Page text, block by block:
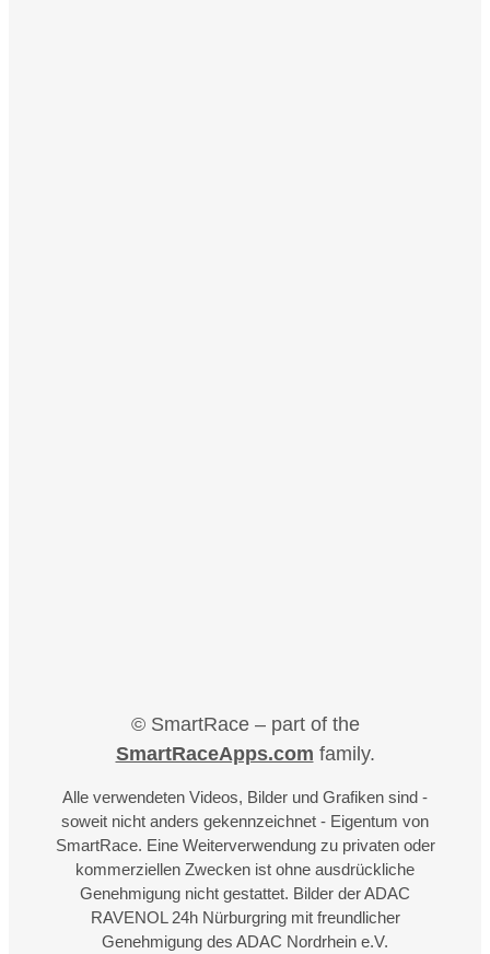
© SmartRace – part of the
SmartRaceApps.com family.
Alle verwendeten Videos, Bilder und Grafiken sind -
soweit nicht anders gekennzeichnet - Eigentum von
SmartRace. Eine Weiterverwendung zu privaten oder
kommerziellen Zwecken ist ohne ausdrückliche
Genehmigung nicht gestattet. Bilder der ADAC
RAVENOL 24h Nürburgring mit freundlicher
Genehmigung des ADAC Nordrhein e.V.